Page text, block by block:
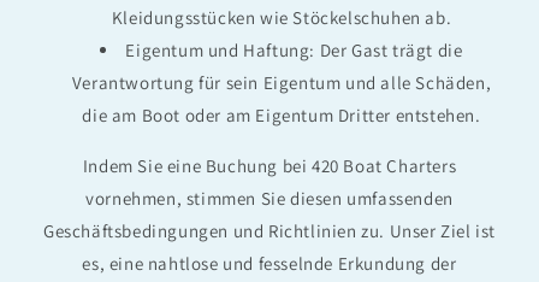
Kleidungsstücken wie Stöckelschuhen ab.
Eigentum und Haftung: Der Gast trägt die
Verantwortung für sein Eigentum und alle Schäden,
die am Boot oder am Eigentum Dritter entstehen.
Indem Sie eine Buchung bei 420 Boat Charters
vornehmen, stimmen Sie diesen umfassenden
Geschäftsbedingungen und Richtlinien zu. Unser Ziel ist
es, eine nahtlose und fesselnde Erkundung der